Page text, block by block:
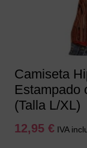
Camiseta
Estampado
(Talla L/XL)
12,95 € IVA